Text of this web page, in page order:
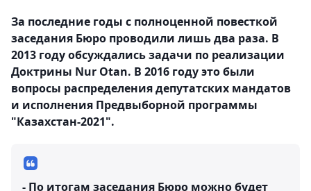
За последние годы с полноценной повесткой
заседания Бюро проводили лишь два раза. В
2013 году обсуждались задачи по реализации
Доктрины Nur Otan. В 2016 году это были
вопросы распределения депутатских мандатов
и исполнения Предвыборной программы
"Казахстан-2021".
- По итогам заседания Бюро можно будет